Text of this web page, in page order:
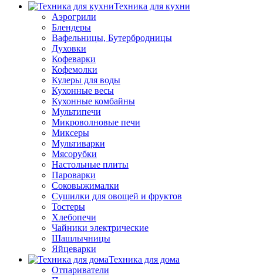
Техника для кухни
Аэрогрили
Блендеры
Вафельницы, Бутербродницы
Духовки
Кофеварки
Кофемолки
Кулеры для воды
Кухонные весы
Кухонные комбайны
Мультипечи
Микроволновые печи
Миксеры
Мультиварки
Мясорубки
Настольные плиты
Пароварки
Соковыжималки
Сушилки для овощей и фруктов
Тостеры
Хлебопечи
Чайники электрические
Шашлычницы
Яйцеварки
Техника для дома
Отпариватели